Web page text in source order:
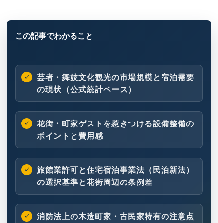
芸者・舞妓文化観光の市場規模と宿泊需要
の現状（公式統計ベース）
花街・町家ゲストを惹きつける設備整備の
ポイントと費用感
旅館業許可と住宅宿泊事業法（民泊新法）
の選択基準と花街周辺の条例差
消防法上の木造町家・古民家特有の注意点